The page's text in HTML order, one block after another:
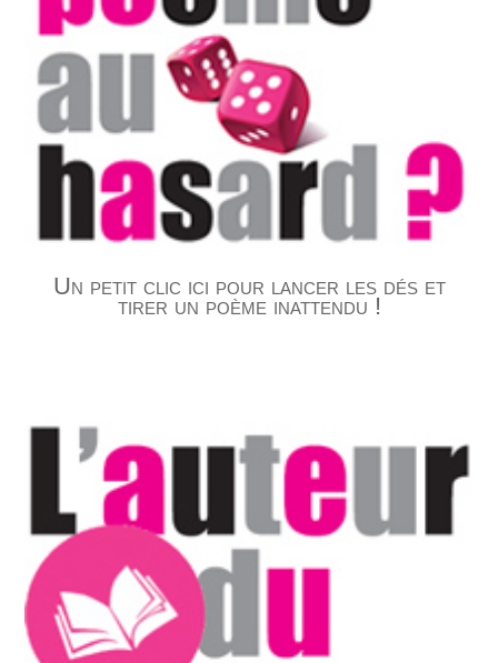
Un petit clic ici pour lancer les dés et
tirer un poème inattendu !